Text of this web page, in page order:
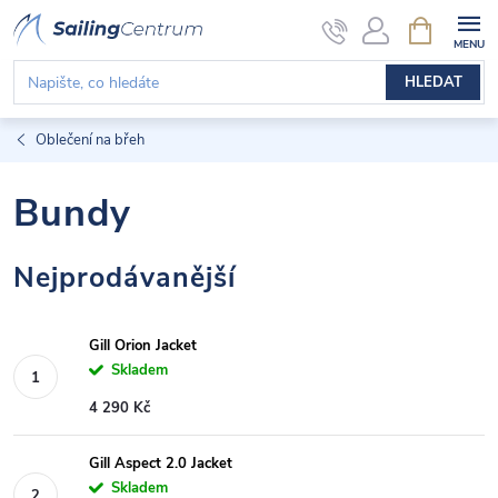
Přejít
na
obsah
HLEDAT
NÁKUPNÍ
KOŠÍK
Oblečení na břeh
Bundy
Nejprodávanější
Gill Orion Jacket
Skladem
4 290 Kč
Gill Aspect 2.0 Jacket
Skladem